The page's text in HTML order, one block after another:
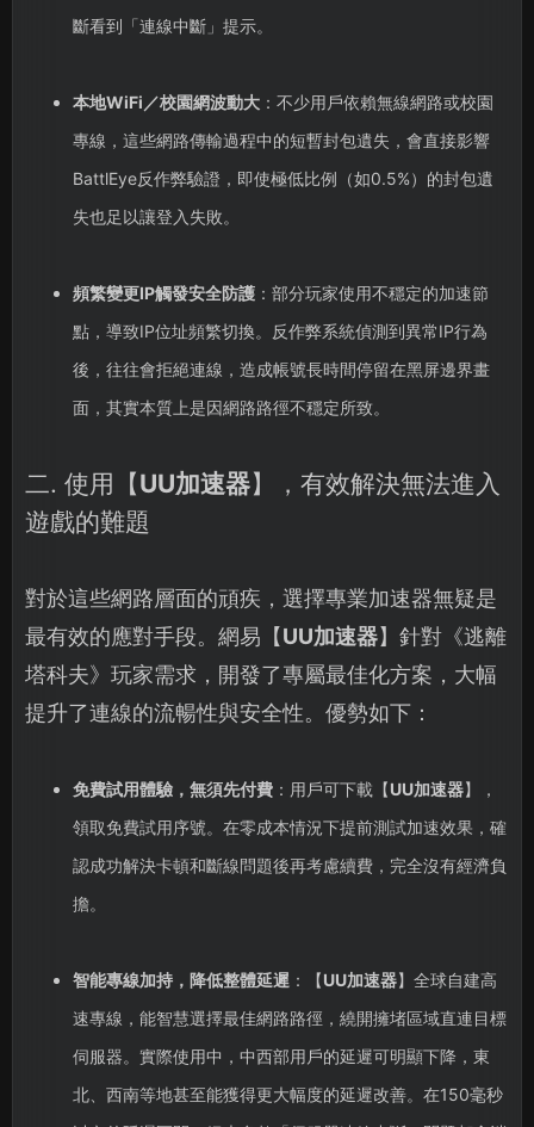
斷看到「連線中斷」提示。
本地WiFi／校園網波動大：不少用戶依賴無線網路或校園
專線，這些網路傳輸過程中的短暫封包遺失，會直接影響
BattlEye反作弊驗證，即使極低比例（如0.5%）的封包遺
失也足以讓登入失敗。
頻繁變更IP觸發安全防護：部分玩家使用不穩定的加速節
點，導致IP位址頻繁切換。反作弊系統偵測到異常IP行為
後，往往會拒絕連線，造成帳號長時間停留在黑屏邊界畫
面，其實本質上是因網路路徑不穩定所致。
二. 使用【UU加速器】，有效解決無法進入
遊戲的難題
對於這些網路層面的頑疾，選擇專業加速器無疑是
最有效的應對手段。網易【UU加速器】針對《逃離
塔科夫》玩家需求，開發了專屬最佳化方案，大幅
提升了連線的流暢性與安全性。優勢如下：
免費試用體驗，無須先付費：用戶可下載【UU加速器】，
領取免費試用序號。在零成本情況下提前測試加速效果，確
認成功解決卡頓和斷線問題後再考慮續費，完全沒有經濟負
擔。
智能專線加持，降低整體延遲：【UU加速器】全球自建高
速專線，能智慧選擇最佳網路路徑，繞開擁堵區域直連目標
伺服器。實際使用中，中西部用戶的延遲可明顯下降，東
北、西南等地甚至能獲得更大幅度的延遲改善。在150毫秒